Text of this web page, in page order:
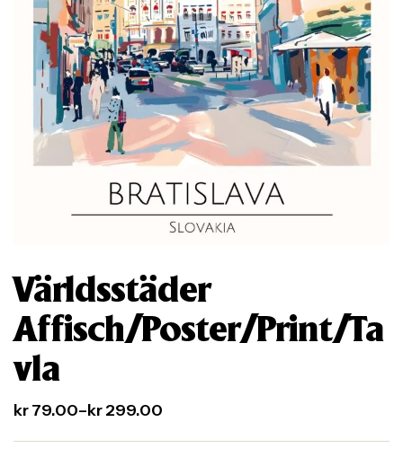
Världsstäder
Affisch/Poster/Print/Ta
vla
kr79.00–kr299.00